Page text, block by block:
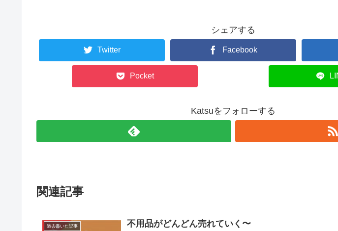
シェアする
Twitter Facebook
Pocket
Katsuをフォローする
関連記事
過去書いた記事 不用品がどんどん売れていく〜